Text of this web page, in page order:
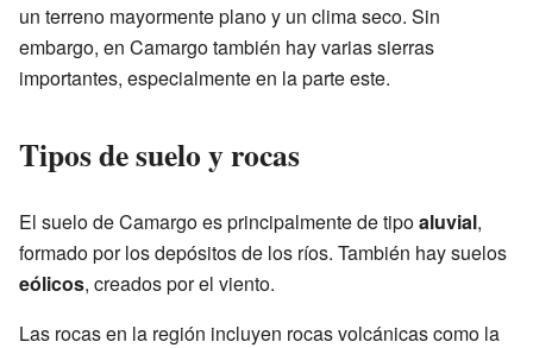
un terreno mayormente plano y un clima seco. Sin
embargo, en Camargo también hay varias sierras
importantes, especialmente en la parte este.
Tipos de suelo y rocas
El suelo de Camargo es principalmente de tipoaluvial,
formado por los depósitos de los ríos. También hay suelos
eólicos, creados por el viento.
Las rocas en la región incluyen rocas volcánicas como la